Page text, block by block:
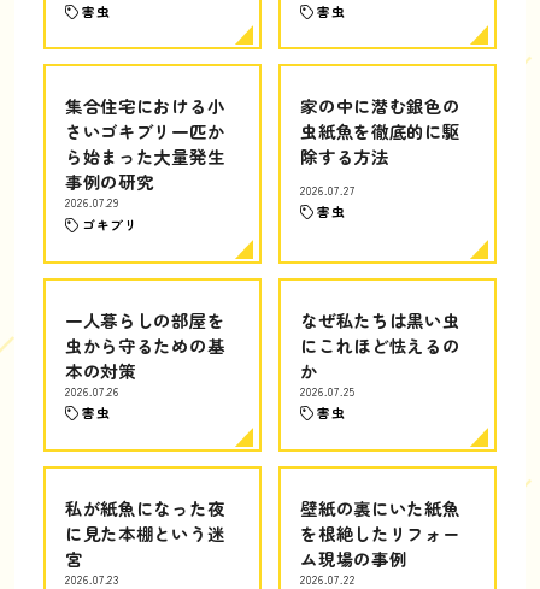
害虫 害虫
集合住宅における小
さいゴキブリ一匹か
ら始まった大量発生
事例の研究
2026.07.29
ゴキブリ
家の中に潜む銀色の
虫紙魚を徹底的に駆
除する方法
2026.07.27
害虫
一人暮らしの部屋を
虫から守るための基
本の対策
2026.07.26
害虫
なぜ私たちは黒い虫
にこれほど怯えるの
か
2026.07.25
害虫
私が紙魚になった夜
に見た本棚という迷
宮
2026.07.23
壁紙の裏にいた紙魚
を根絶したリフォー
ム現場の事例
2026.07.22